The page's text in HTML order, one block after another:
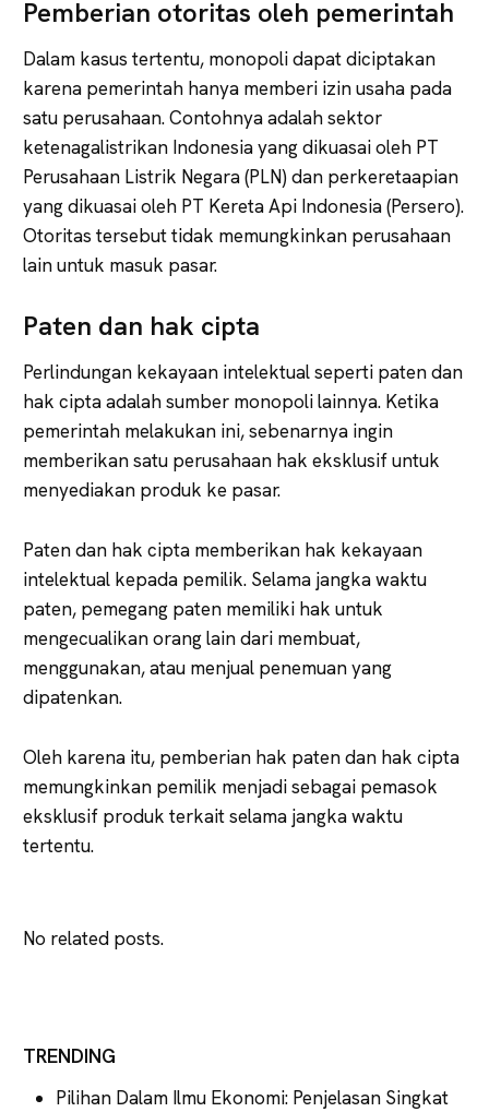
Pemberian otoritas oleh pemerintah
Dalam kasus tertentu, monopoli dapat diciptakan
karena pemerintah hanya memberi izin usaha pada
satu perusahaan. Contohnya adalah sektor
ketenagalistrikan Indonesia yang dikuasai oleh PT
Perusahaan Listrik Negara (PLN) dan perkeretaapian
yang dikuasai oleh PT Kereta Api Indonesia (Persero).
Otoritas tersebut tidak memungkinkan perusahaan
lain untuk masuk pasar.
Paten dan hak cipta
Perlindungan kekayaan intelektual seperti paten dan
hak cipta adalah sumber monopoli lainnya. Ketika
pemerintah melakukan ini, sebenarnya ingin
memberikan satu perusahaan hak eksklusif untuk
menyediakan produk ke pasar.
Paten dan hak cipta memberikan hak kekayaan
intelektual kepada pemilik. Selama jangka waktu
paten, pemegang paten memiliki hak untuk
mengecualikan orang lain dari membuat,
menggunakan, atau menjual penemuan yang
dipatenkan.
Oleh karena itu, pemberian hak paten dan hak cipta
memungkinkan pemilik menjadi sebagai pemasok
eksklusif produk terkait selama jangka waktu
tertentu.
No related posts.
TRENDING
Pilihan Dalam Ilmu Ekonomi: Penjelasan Singkat